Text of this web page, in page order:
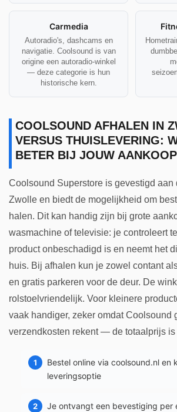
Carmedia
Autoradio's, dashcams en
navigatie. Coolsound is van
origine een autoradio-winkel
— deze categorie is hun
historische kern.
COOLSOUND AFHALEN IN
VERSUS THUISLEVERING:
BETER BIJ JOUW AANKOOP
Coolsound Superstore is gevestigd aan
Zwolle en biedt de mogelijkheid om
halen. Dit kan handig zijn bij grote
wasmachine of televisie: je controleert
product onbeschadigd is en neemt het
huis. Bij afhalen kun je zowel contant
en gratis parkeren voor de deur. De
rolstoelvriendelijk. Voor kleinere
vaak handiger, zeker omdat Coolsound
verzendkosten rekent — de totaalprijs is
Bestel online via coolsound.nl en
leveringsoptie
Je ontvangt een bevestiging per